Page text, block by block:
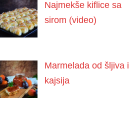
Najmekše kiflice sa
sirom (video)
Marmelada od šljiva i
kajsija